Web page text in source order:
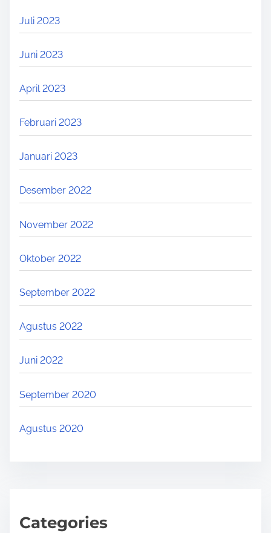
Juli 2023
Juni 2023
April 2023
Februari 2023
Januari 2023
Desember 2022
November 2022
Oktober 2022
September 2022
Agustus 2022
Juni 2022
September 2020
Agustus 2020
Categories